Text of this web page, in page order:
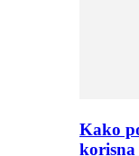
Kako
korisna